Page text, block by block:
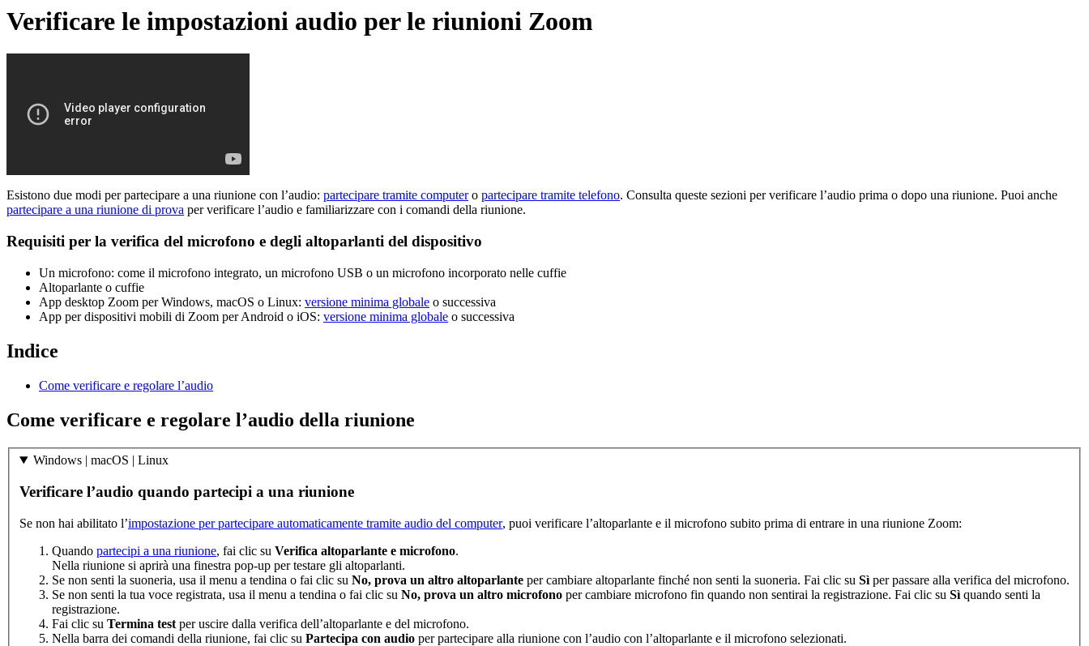
Verificare le impostazioni audio per le riunioni Zoom
Esistono due modi per partecipare a una riunione con l’audio: partecipare tramite computero partecipare tramite telefono. Consulta queste sezioni per verificare l’audio prima o dopo una riunione. Puoi anche
partecipare a una riunione di prova per verificare l’audio e familiarizzare con i comandi della riunione.
Requisiti per la verifica del microfono e degli altoparlanti del dispositivo
Un microfono: come il microfono integrato, un microfono USB o un microfono incorporato nelle cuffie
Altoparlante o cuffie
App desktop Zoom per Windows, macOS o Linux: versione minima globale o successiva
App per dispositivi mobili di Zoom per Android o iOS: versione minima globale o successiva
Indice
Come verificare e regolare l’audio
Come verificare e regolare l’audio della riunione
Windows | macOS | Linux
Verificare l’audio quando partecipi a una riunione
Se non hai abilitato l’impostazione per partecipare automaticamente tramite audio del computer, puoi verificare l’altoparlante e il microfono subito prima di entrare in una riunione Zoom:
Quando partecipi a una riunione, fai clic su Verifica altoparlante e microfono.
Nella riunione si aprirà una finestra pop-up per testare gli altoparlanti.
Se non senti la suoneria, usa il menu a tendina o fai clic su No, prova un altro altoparlante per cambiare altoparlante finché non senti la suoneria. Fai clic su Sì per passare alla verifica del microfono.
Se non senti la tua voce registrata, usa il menu a tendina o fai clic su No, prova un altro microfono per cambiare microfono fin quando non sentirai la registrazione. Fai clic su Sì quando senti la
registrazione.
Fai clic su Termina test per uscire dalla verifica dell’altoparlante e del microfono.
Nella barra dei comandi della riunione, fai clic su Partecipa con audio per partecipare alla riunione con l’audio con l’altoparlante e il microfono selezionati.